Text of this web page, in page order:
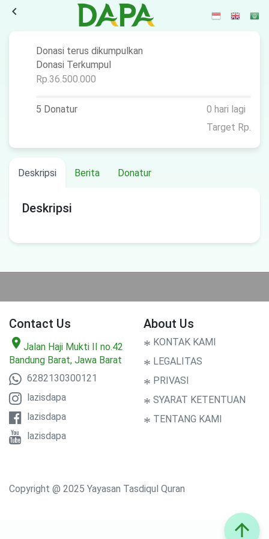
navigate_before
Donasi terus dikumpulkan
Donasi Terkumpul
Rp.36.500.000
5 Donatur
0 hari lagi
Target Rp.
Deskripsi Berita Donatur
Deskripsi
Contact Us
location_on Jalan Haji Mukti II no.42
Bandung Barat, Jawa Barat
6282130300121
lazisdapa
lazisdapa
lazisdapa
About Us
* KONTAK KAMI
* LEGALITAS
* PRIVASI
* SYARAT KETENTUAN
* TENTANG KAMI
Copyright @ 2025 Yayasan Tasdiqul Quran
arrow_upward